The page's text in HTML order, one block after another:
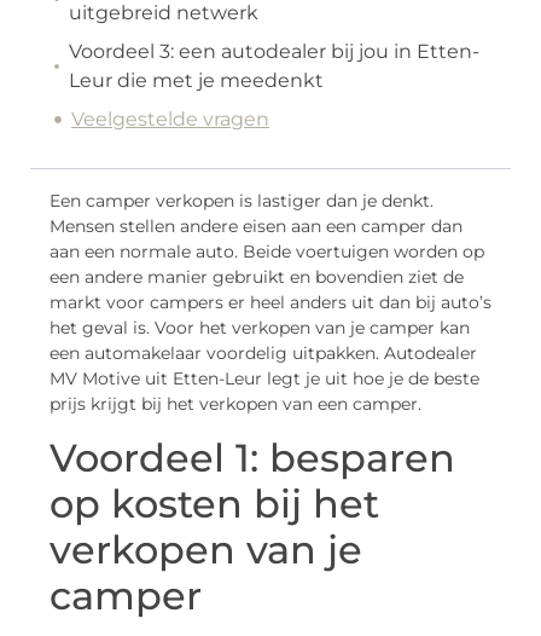
uitgebreid netwerk
Voordeel 3: een autodealer bij jou in Etten-
Leur die met je meedenkt
Veelgestelde vragen
Een camper verkopen is lastiger dan je denkt.
Mensen stellen andere eisen aan een camper dan
aan een normale auto. Beide voertuigen worden op
een andere manier gebruikt en bovendien ziet de
markt voor campers er heel anders uit dan bij auto’s
het geval is. Voor het verkopen van je camper kan
een automakelaar voordelig uitpakken. Autodealer
MV Motive uit Etten-Leur legt je uit hoe je de beste
prijs krijgt bij het verkopen van een camper.
Voordeel 1: besparen
op kosten bij het
verkopen van je
camper